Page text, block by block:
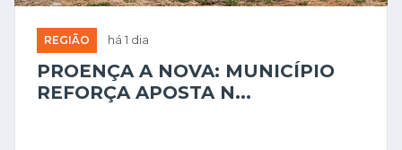
REGIÃO há 1 dia
PROENÇA A NOVA: MUNICÍPIO
REFORÇA APOSTA N...